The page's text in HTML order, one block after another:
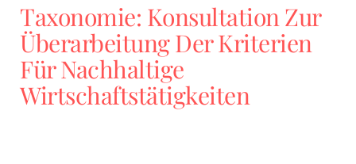
Taxonomie: Konsultation Zur
Überarbeitung Der Kriterien
Für Nachhaltige
Wirtschaftstätigkeiten